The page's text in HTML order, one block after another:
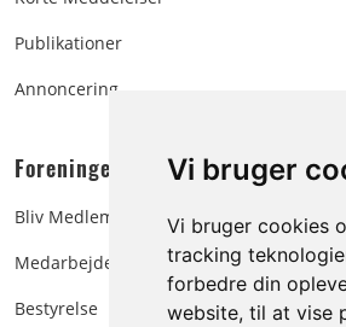
Vi bruger
Vi bruger cookies
tracking
forbedre din
website, til at vise
Publikationer
Annoncering
Foreningen:
Bliv Medlem
Medarbejdere
Bestyrelse